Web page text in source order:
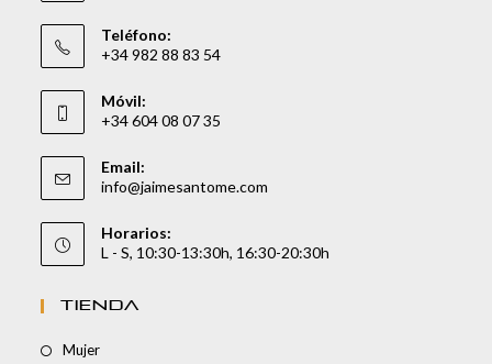
Teléfono:
+34 982 88 83 54
Móvil:
+34 604 08 07 35
Email:
info@jaimesantome.com
Horarios:
L - S, 10:30-13:30h, 16:30-20:30h
TIENDA
Mujer